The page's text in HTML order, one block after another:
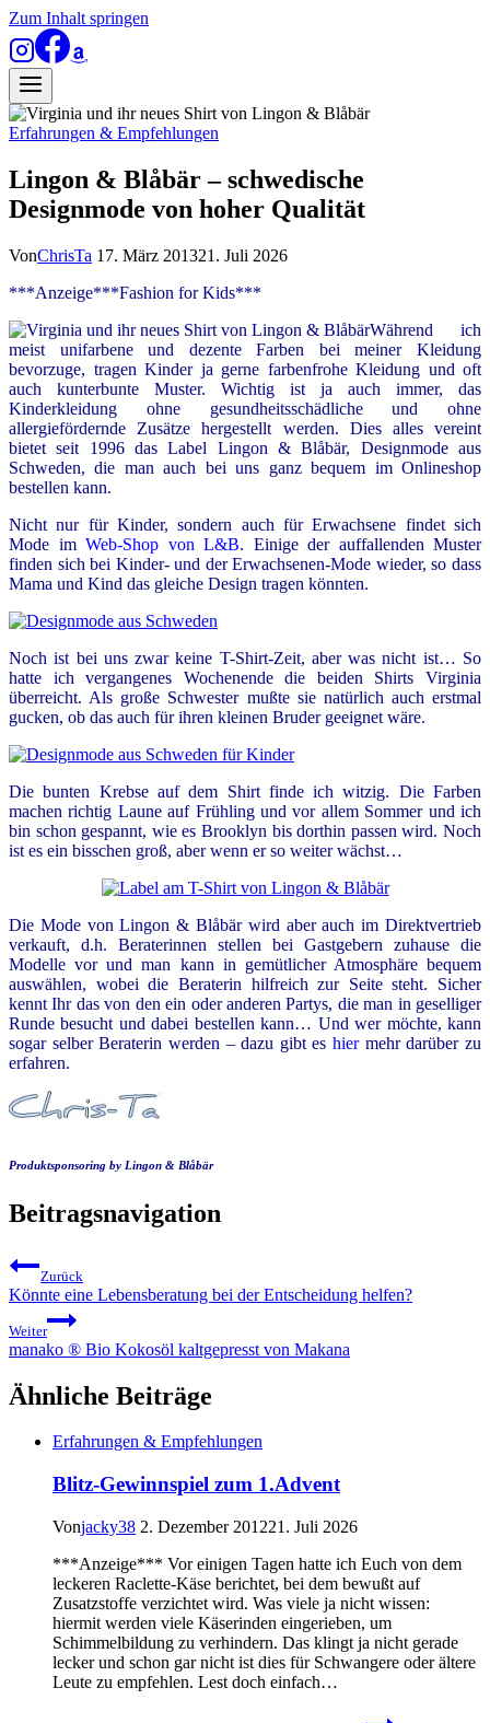
Zum Inhalt springen
Erfahrungen & Empfehlungen
Lingon & Blåbär – schwedische
Designmode von hoher Qualität
VonChrisTa 17. März 201321. Juli 2026
***Anzeige***Fashion for Kids***
Während ich
meist unifarbene und dezente Farben bei meiner Kleidung
bevorzuge, tragen Kinder ja gerne farbenfrohe Kleidung und oft
auch kunterbunte Muster. Wichtig ist ja auch immer, das
Kinderkleidung ohne gesundheitsschädliche und ohne
allergiefördernde Zusätze hergestellt werden. Dies alles vereint
bietet seit 1996 das Label Lingon & Blåbär, Designmode aus
Schweden, die man auch bei uns ganz bequem im Onlineshop
bestellen kann.
Nicht nur für Kinder, sondern auch für Erwachsene findet sich
Mode im Web-Shop von L&B. Einige der auffallenden Muster
finden sich bei Kinder- und der Erwachsenen-Mode wieder, so dass
Mama und Kind das gleiche Design tragen könnten.
Noch ist bei uns zwar keine T-Shirt-Zeit, aber was nicht ist… So
hatte ich vergangenes Wochenende die beiden Shirts Virginia
überreicht. Als große Schwester mußte sie natürlich auch erstmal
gucken, ob das auch für ihren kleinen Bruder geeignet wäre.
Die bunten Krebse auf dem Shirt finde ich witzig. Die Farben
machen richtig Laune auf Frühling und vor allem Sommer und ich
bin schon gespannt, wie es Brooklyn bis dorthin passen wird. Noch
ist es ein bisschen groß, aber wenn er so weiter wächst…
Die Mode von Lingon & Blåbär wird aber auch im Direktvertrieb
verkauft, d.h. Beraterinnen stellen bei Gastgebern zuhause die
Modelle vor und man kann in gemütlicher Atmosphäre bequem
auswählen, wobei die Beraterin hilfreich zur Seite steht. Sicher
kennt Ihr das von den ein oder anderen Partys, die man in geselliger
Runde besucht und dabei bestellen kann… Und wer möchte, kann
sogar selber Beraterin werden – dazu gibt eshier mehr darüber zu
erfahren.
Produktsponsoring by Lingon & Blåbär
Beitragsnavigation
Zurück
Könnte eine Lebensberatung bei der Entscheidung helfen?
Weiter
manako ® Bio Kokosöl kaltgepresst von Makana
Ähnliche Beiträge
Erfahrungen & Empfehlungen
Blitz-Gewinnspiel zum 1.Advent
Vonjacky38 2. Dezember 201221. Juli 2026
***Anzeige*** Vor einigen Tagen hatte ich Euch von dem
leckeren Raclette-Käse berichtet, bei dem bewußt auf
Zusatzstoffe verzichtet wird. Was viele ja nicht wissen:
hiermit werden viele Käserinden eingerieben, um
Schimmelbildung zu verhindern. Das klingt ja nicht gerade
lecker und schon gar nicht ist dies für Schwangere oder ältere
Leute zu empfehlen. Lest doch einfach…